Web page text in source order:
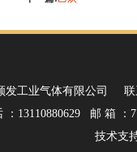
发工业气体有限公司 联
：13110880629 邮 箱 ：
技术支